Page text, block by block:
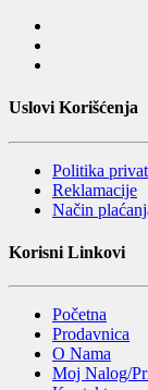
Uslovi Korišćenja
Politika
Reklamacije
Način
Korisni Linkovi
Početna
Prodavnica
O Nama
Moj Nalog/